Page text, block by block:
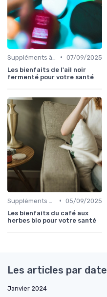
• 07/09/2025
Les bienfaits de l'ail noir
fermenté pour votre santé
• 05/09/2025
Les bienfaits du café aux
herbes bio pour votre santé
Les articles par date
Janvier 2024